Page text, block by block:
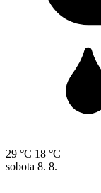
29 °C 18 °C
sobota 8. 8.